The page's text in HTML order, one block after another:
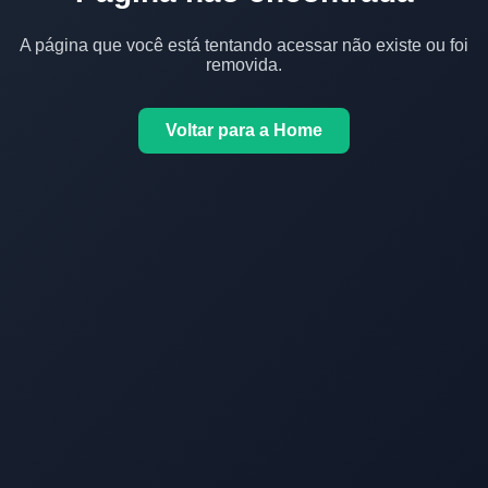
A página que você está tentando acessar não existe ou foi
removida.
Voltar para a Home